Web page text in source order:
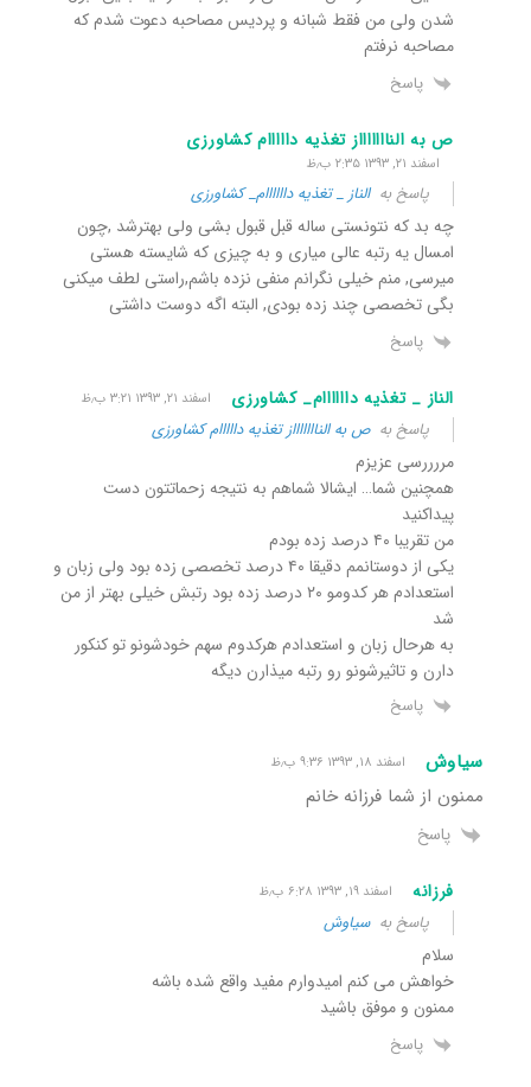
شدن ولی من فقط شبانه و پردیس مصاحبه دعوت شدم که
مصاحبه نرفتم
پاسخ
ص به الناااااااز تغذیه دااااام کشاورزى
اسفند ۲۱, ۱۳۹۳ ۲:۳۵ ب٫ظ
پاسخ بهالناز _ تغذیه داااااام_ کشاورزی
چه بد که نتونستى ساله قبل قبول بشى ولى بهترشد ,چون
امسال یه رتبه عالى میارى و به چیزى که شایسته هستى
میرسى, منم خیلى نگرانم منفى نزده باشم,راستى لطف میکنى
بگى تخصصى چند زده بودى, البته اگه دوست داشتى
پاسخ
الناز _ تغذیه داااااام_ کشاورزی اسفند ۲۱, ۱۳۹۳ ۳:۲۱ ب٫ظ
پاسخ بهص به الناااااااز تغذیه دااااام کشاورزى
مررررسی عزیزم
همچنین شما… ایشالا شماهم به نتیجه زحماتتون دست
پیداکنید
من تقریبا ۴۰ درصد زده بودم
یکی از دوستانمم دقیقا ۴۰ درصد تخصصی زده بود ولی زبان و
استعدادم هر کدومو ۲۰ درصد زده بود رتبش خیلی بهتر از من
شد
به هرحال زبان و استعدادم هرکدوم سهم خودشونو تو کنکور
دارن و تاثیرشونو رو رتبه میذارن دیگه
پاسخ
سیاوش اسفند ۱۸, ۱۳۹۳ ۹:۳۶ ب٫ظ
ممنون از شما فرزانه خانم
پاسخ
فرزانه اسفند ۱۹, ۱۳۹۳ ۶:۲۸ ب٫ظ
پاسخ بهسیاوش
سلام
خواهش می کنم امیدوارم مفید واقع شده باشه
ممنون و موفق باشید
پاسخ